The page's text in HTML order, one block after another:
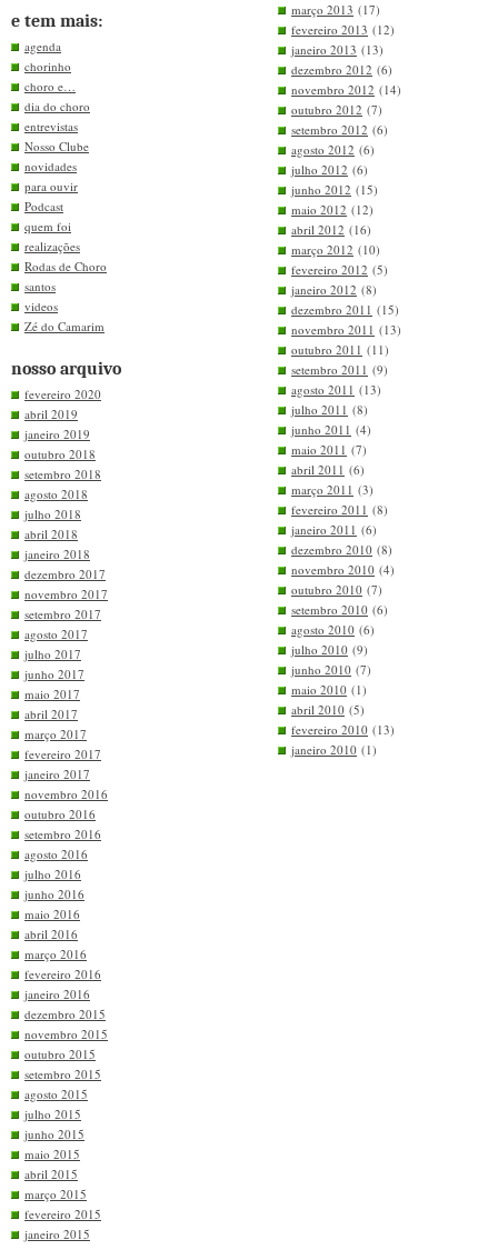
e tem mais:
agenda
chorinho
choro e…
dia do choro
entrevistas
Nosso Clube
novidades
para ouvir
Podcast
quem foi
realizações
Rodas de Choro
santos
videos
Zé do Camarim
nosso arquivo
fevereiro 2020
abril 2019
janeiro 2019
outubro 2018
setembro 2018
agosto 2018
julho 2018
abril 2018
janeiro 2018
dezembro 2017
novembro 2017
setembro 2017
agosto 2017
julho 2017
junho 2017
maio 2017
abril 2017
março 2017
fevereiro 2017
janeiro 2017
novembro 2016
outubro 2016
setembro 2016
agosto 2016
julho 2016
junho 2016
maio 2016
abril 2016
março 2016
fevereiro 2016
janeiro 2016
dezembro 2015
novembro 2015
outubro 2015
setembro 2015
agosto 2015
julho 2015
junho 2015
maio 2015
abril 2015
março 2015
fevereiro 2015
janeiro 2015
março 2013 (17)
fevereiro 2013 (12)
janeiro 2013 (13)
dezembro 2012 (6)
novembro 2012 (14)
outubro 2012 (7)
setembro 2012 (6)
agosto 2012 (6)
julho 2012 (6)
junho 2012 (15)
maio 2012 (12)
abril 2012 (16)
março 2012 (10)
fevereiro 2012 (5)
janeiro 2012 (8)
dezembro 2011 (15)
novembro 2011 (13)
outubro 2011 (11)
setembro 2011 (9)
agosto 2011 (13)
julho 2011 (8)
junho 2011 (4)
maio 2011 (7)
abril 2011 (6)
março 2011 (3)
fevereiro 2011 (8)
janeiro 2011 (6)
dezembro 2010 (8)
novembro 2010 (4)
outubro 2010 (7)
setembro 2010 (6)
agosto 2010 (6)
julho 2010 (9)
junho 2010 (7)
maio 2010 (1)
abril 2010 (5)
fevereiro 2010 (13)
janeiro 2010 (1)